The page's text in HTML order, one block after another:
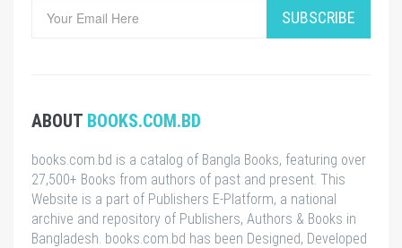
SUBSCRIBE
ABOUT BOOKS.COM.BD
books.com.bd is a catalog of Bangla Books, featuring over
27,500+ Books from authors of past and present. This
Website is a part of Publishers E-Platform, a national
archive and repository of Publishers, Authors & Books in
Bangladesh. books.com.bd has been Designed, Developed